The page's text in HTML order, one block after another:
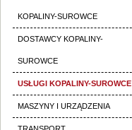
KOPALINY-SUROWCE
DOSTAWCY KOPALINY-
SUROWCE
USŁUGI KOPALINY-SUROWCE
MASZYNY I URZĄDZENIA
TRANSPORT